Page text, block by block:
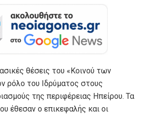
θέσεις του «Κοινού των
ρόλο του Ιδρύματος στους
της περιφέρειας Ηπείρου. Τα
έθεσαν ο επικεφαλής και οι